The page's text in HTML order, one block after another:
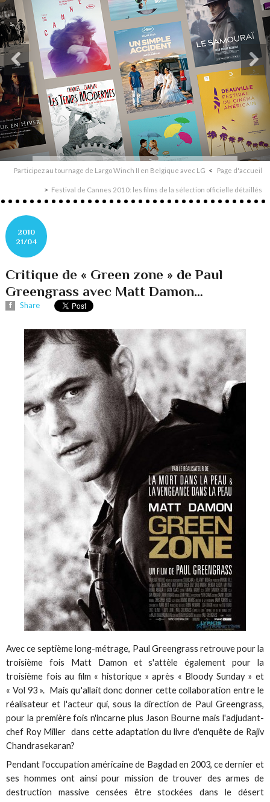
Participez au tournage de Largo Winch II en Belgique avec LG Page d'accueil
Festival de Cannes 2010: les films de la sélection officielle détaillés
2010
21/04
Critique de « Green zone » de Paul
Greengrass avec Matt Damon…
Share
Avec ce septième long-métrage, Paul Greengrass retrouve pour la
troisième fois Matt Damon et s'attèle également pour la
troisième fois au film « historique » après « Bloody Sunday » et
« Vol 93 ». Mais qu'allait donc donner cette collaboration entre le
réalisateur et l'acteur qui, sous la direction de Paul Greengrass,
pour la première fois n'incarne plus Jason Bourne mais l'adjudant-
chef Roy Miller dans cette adaptation du livre d'enquête de Rajiv
Chandrasekaran?
Pendant l'occupation américaine de Bagdad en 2003, ce dernier et
ses hommes ont ainsi pour mission de trouver des armes de
destruction massive censées être stockées dans le désert